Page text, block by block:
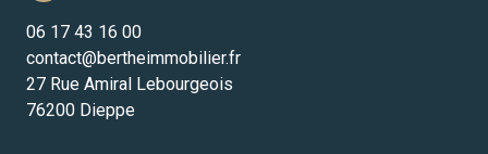
06 17 43 16 00
contact@bertheimmobilier.fr
27 Rue Amiral Lebourgeois
76200 Dieppe